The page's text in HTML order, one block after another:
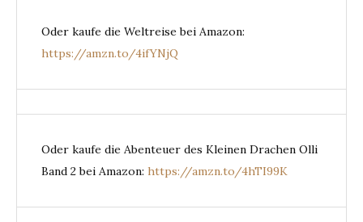
Oder kaufe die Weltreise bei Amazon:
https://amzn.to/4ifYNjQ
Oder kaufe die Abenteuer des Kleinen Drachen Olli
Band 2 bei Amazon: https://amzn.to/4hTI99K